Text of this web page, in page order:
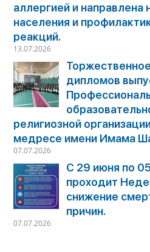
аллергией и
населения и
реакций.
13.07.2026
дипломов
религиозной
медресе имени Имама
07.07.2026
С 29 июня по
проходит
снижение
причин.
07.07.2026